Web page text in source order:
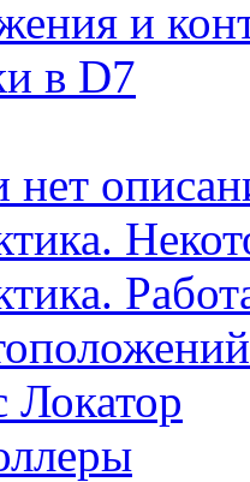
и
в D7
нет
Локатор